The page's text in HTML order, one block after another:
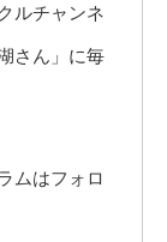
ルチャンネ
さん」に毎
ムはフォロ